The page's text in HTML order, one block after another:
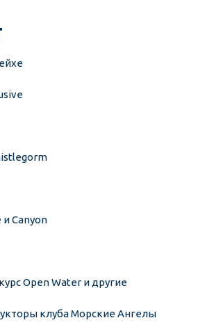
Canyon
Open Water и другие
клуба Морские Ангелы